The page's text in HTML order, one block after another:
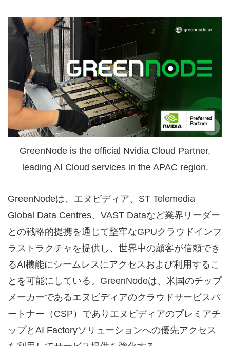
GreenNode is the official Nvidia Cloud Partner,
leading AI Cloud services in the APAC region.
GreenNodeは、エヌビディア、ST Telemedia
Global Data Centres、VAST Dataなど業界リーダー
との戦略的提携を通じて堅牢なGPUクラウドインフ
ラストラクチャを提供し、世界中の顧客が信頼でき
るAI機能にシームレスにアクセスおよび利用するこ
とを可能にしている。GreenNodeは、米国のチップ
メーカーであるエヌビディアのクラウドサービスパ
ートナー（CSP）でありエヌビディアのプレミアチ
ップとAI Factoryソリューションへの優先アクセス